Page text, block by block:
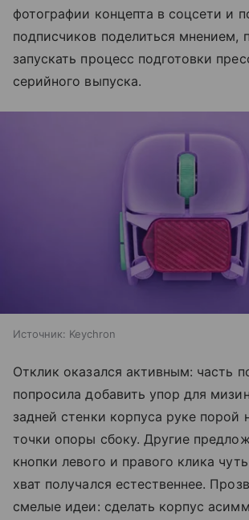
фотографии концепта в соцсети и
подписчиков поделиться мнением,
запускать процесс подготовки
серийного выпуска.
Источник: Keychron
Отклик оказался активным: часть
попросила добавить упор для
задней стенки корпуса руке порой
точки опоры сбоку. Другие
кнопки левого и правого клика
хват получался естественнее.
смелые идеи: сделать корпус